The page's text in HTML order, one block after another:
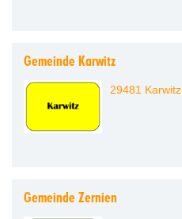
Gemeinde Karwitz
29481 Karwitz
Gemeinde Zernien